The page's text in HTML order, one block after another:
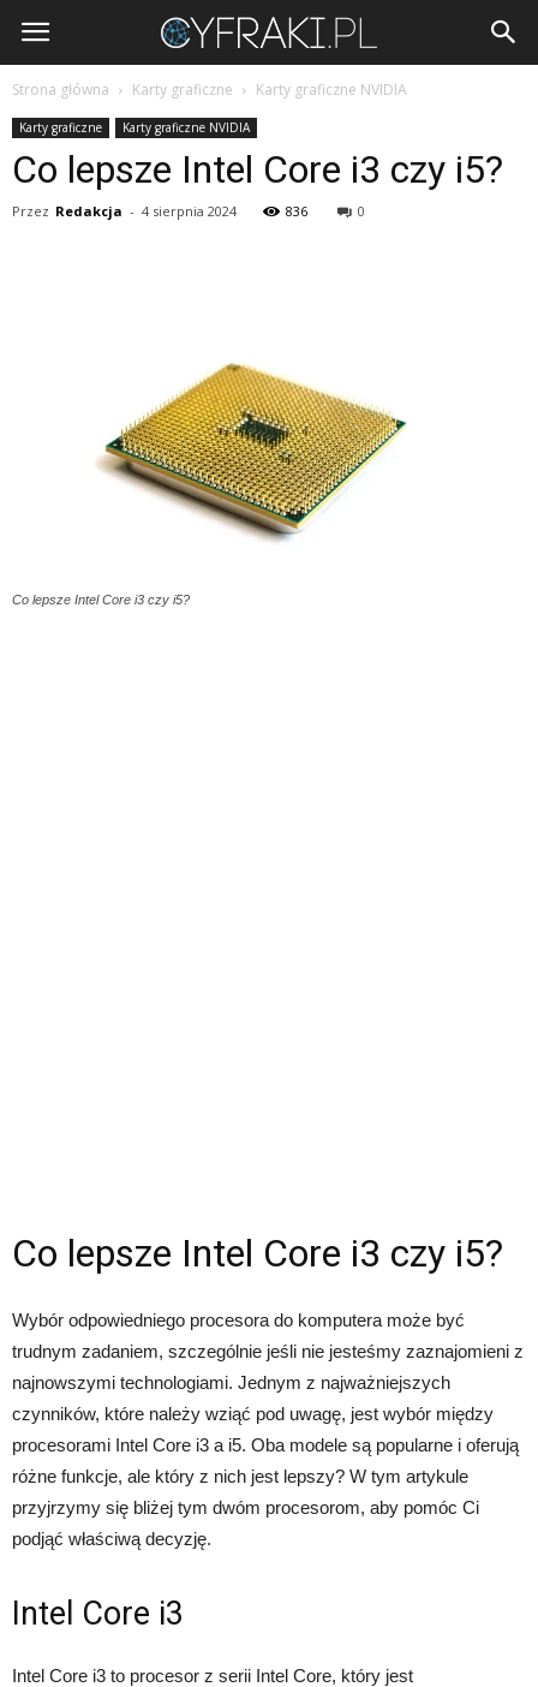
Cyfraki.pl
Strona główna Karty graficzne Karty graficzne NVIDIA
Karty graficzne Karty graficzne NVIDIA
Co lepsze Intel Core i3 czy i5?
Przez Redakcja - 4 sierpnia 2024 836 0
Co lepsze Intel Core i3 czy i5?
Co lepsze Intel Core i3 czy i5?
Wybór odpowiedniego procesora do komputera może być
trudnym zadaniem, szczególnie jeśli nie jesteśmy zaznajomieni z
najnowszymi technologiami. Jednym z najważniejszych
czynników, które należy wziąć pod uwagę, jest wybór między
procesorami Intel Core i3 a i5. Oba modele są popularne i oferują
różne funkcje, ale który z nich jest lepszy? W tym artykule
przyjrzymy się bliżej tym dwóm procesorom, aby pomóc Ci
podjąć właściwą decyzję.
Intel Core i3
Intel Core i3 to procesor z serii Intel Core, który jest